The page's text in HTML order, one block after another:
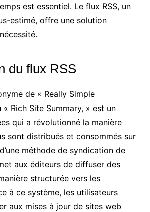
est essentiel. Le flux RSS, un
estimé, offre une solution
du flux RSS
de « Really Simple
Rich Site Summary, » est un
qui a révolutionné la manière
sont distribués et consommés sur
méthode de syndication de
aux éditeurs de diffuser des
structurée vers les
à ce système, les utilisateurs
aux mises à jour de sites web